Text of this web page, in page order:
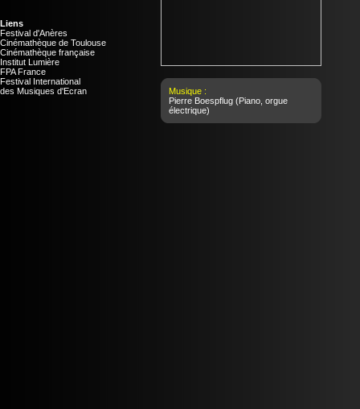
Liens
Festival d'Anères
Cinémathèque de Toulouse
Cinémathèque française
Institut Lumière
FPA France
Festival International
des Musiques d'Ecran
Musique :
Pierre Boespflug (Piano, orgue
électrique)